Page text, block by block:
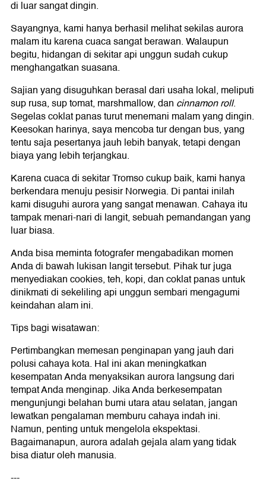
di luar sangat dingin.
Sayangnya, kami hanya berhasil melihat sekilas aurora
malam itu karena cuaca sangat berawan. Walaupun
begitu, hidangan di sekitar api unggun sudah cukup
menghangatkan suasana.
Sajian yang disuguhkan berasal dari usaha lokal, meliputi
sup rusa, sup tomat, marshmallow, dan cinnamonroll.
Segelas coklat panas turut menemani malam yang dingin.
Keesokan harinya, saya mencoba tur dengan bus, yang
tentu saja pesertanya jauh lebih banyak, tetapi dengan
biaya yang lebih terjangkau.
Karena cuaca di sekitar Tromso cukup baik, kami hanya
berkendara menuju pesisir Norwegia. Di pantai inilah
kami disuguhi aurora yang sangat menawan. Cahaya itu
tampak menari-nari di langit, sebuah pemandangan yang
luar biasa.
Anda bisa meminta fotografer mengabadikan momen
Anda di bawah lukisan langit tersebut. Pihak tur juga
menyediakan cookies, teh, kopi, dan coklat panas untuk
dinikmati di sekeliling api unggun sembari mengagumi
keindahan alam ini.
Tips bagi wisatawan:
Pertimbangkan memesan penginapan yang jauh dari
polusi cahaya kota. Hal ini akan meningkatkan
kesempatan Anda menyaksikan aurora langsung dari
tempat Anda menginap. Jika Anda berkesempatan
mengunjungi belahan bumi utara atau selatan, jangan
lewatkan pengalaman memburu cahaya indah ini.
Namun, penting untuk mengelola ekspektasi.
Bagaimanapun, aurora adalah gejala alam yang tidak
bisa diatur oleh manusia.
---